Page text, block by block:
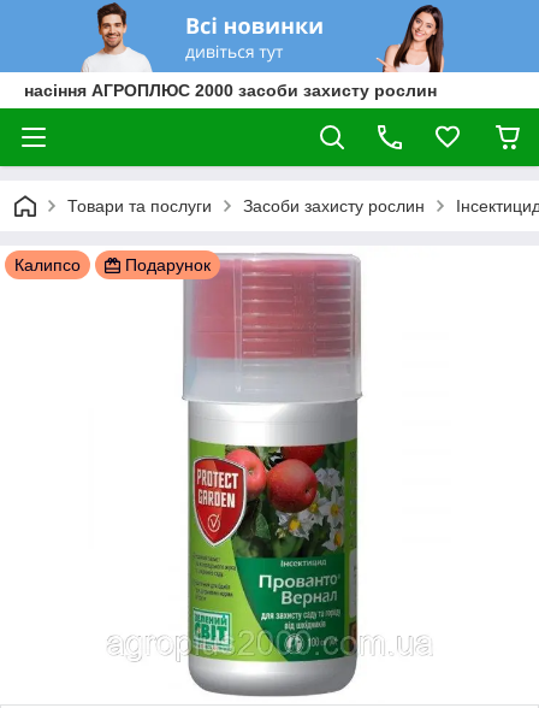
насіння АГРОПЛЮС 2000 засоби захисту рослин
Товари та послуги Засоби захисту рослин
Калипсо Подарунок